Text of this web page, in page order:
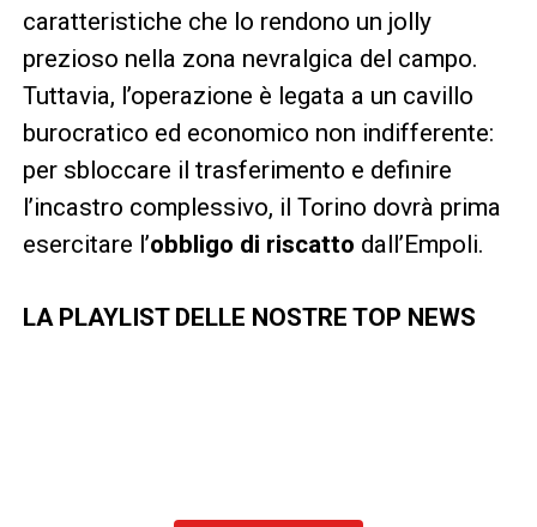
caratteristiche che lo rendono un jolly
prezioso nella zona nevralgica del campo.
Tuttavia, l’operazione è legata a un cavillo
burocratico ed economico non indifferente:
per sbloccare il trasferimento e definire
l’incastro complessivo, il Torino dovrà prima
esercitare l’obbligo di riscatto dall’Empoli.
LA PLAYLIST DELLE NOSTRE TOP NEWS